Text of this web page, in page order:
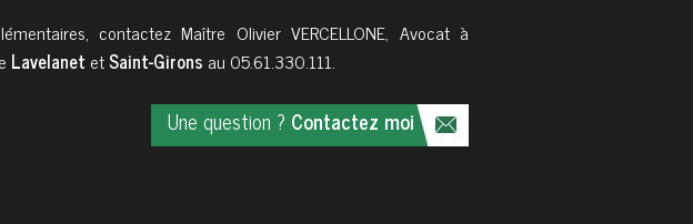
contactez Maître Olivier VERCELLONE, Avocat à
Lavelanet etSaint-Girons au 05.61.330.111.
Une question ? Contactez moi